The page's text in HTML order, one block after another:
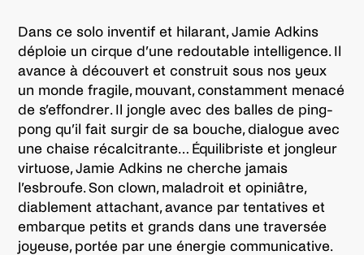
Dans ce solo inventif et hilarant, Jamie Adkins
déploie un cirque d’une redoutable intelligence. Il
avance à découvert et construit sous nos yeux
un monde fragile, mouvant, constamment menacé
de s’effondrer. Il jongle avec des balles de ping-
pong qu’il fait surgir de sa bouche, dialogue avec
une chaise récalcitrante… Équilibriste et jongleur
virtuose, Jamie Adkins ne cherche jamais
l’esbroufe. Son clown, maladroit et opiniâtre,
diablement attachant, avance par tentatives et
embarque petits et grands dans une traversée
joyeuse, portée par une énergie communicative.